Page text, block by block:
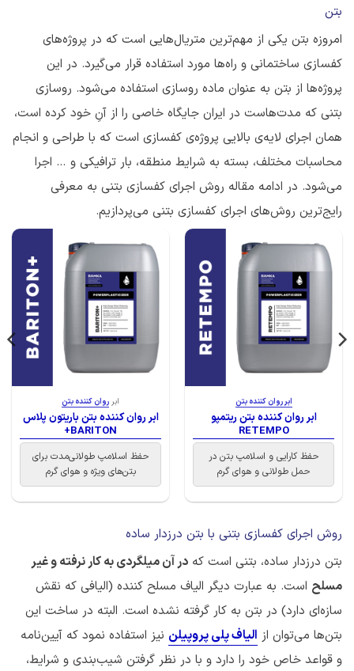
بتن
امروزه بتن یکی از مهم‌ترین متریال‌هایی است که در پروژه‌های
کفسازی ساختمانی و راه‌ها مورد استفاده قرار می‌گیرد. در این
پروژه‌ها از بتن به عنوان ماده روسازی استفاده می‌شود. روسازی‌
بتنی که مدت‌هاست در ایران جایگاه خاصی را از آنِ خود کرده‌ است،
همان اجرای لایه‌ی بالایی پروژه‌ی کفسازی است که با طراحی و انجام
محاسبات مختلف، بسته به شرایط منطقه، بار ترافیکی و … اجرا
می‌شود. در ادامه مقاله روش اجرای کفسازی بتنی به معرفی
رایج‌ترین روش‌های اجرای کفسازی بتنی می‌پردازیم.
ابر روان کننده بتن
ابر روان کننده بتن ریتمپو
RETEMPO
حفظ کارایی و اسلامپ بتن در
حمل طولانی و هوای گرم
ابر روان کننده بتن
ابر روان کننده بتن باریتون پلاس
BARITON+
حفظ اسلامپ طولانی‌مدت برای
بتن‌های ویژه و هوای گرم
روش اجرای کفسازی بتنی با بتن درزدار ساده
بتن درزدار ساده، بتنی است که در آن میلگردی به کار نرفته و غیر
مسلح است. به عبارت دیگر الیاف مسلح کننده (الیافی که نقش
سازه‌ای دارد) در بتن به کار گرفته نشده است. البته در ساخت این
بتن‌ها می‌توان از الیاف پلی پروپیلن نیز استفاده نمود که آیین‌نامه
و قواعد خاص خود را دارد و با در نظر گرفتن شیب‌بندی و شرایط،